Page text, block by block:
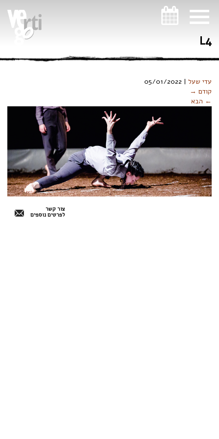
L4
עדי שעל |
05/01/2022
קודם →
← הבא
צור קשר
לפרטים נוספים